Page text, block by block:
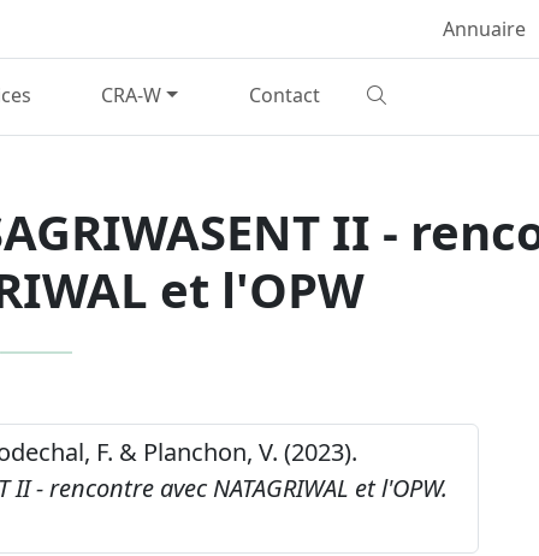
Annuaire
CRA-W Contact
II -
et l'OPW
F. & Planchon, V. (2023).
- rencontre avec NATAGRIWAL et l'OPW.